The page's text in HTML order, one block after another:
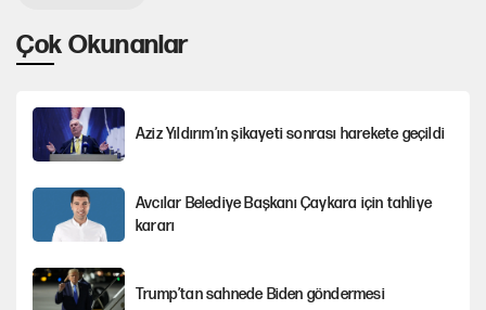
Çok Okunanlar
Aziz Yıldırım’ın şikayeti sonrası harekete geçildi
Avcılar Belediye Başkanı Çaykara için tahliye
kararı
Trump’tan sahnede Biden göndermesi